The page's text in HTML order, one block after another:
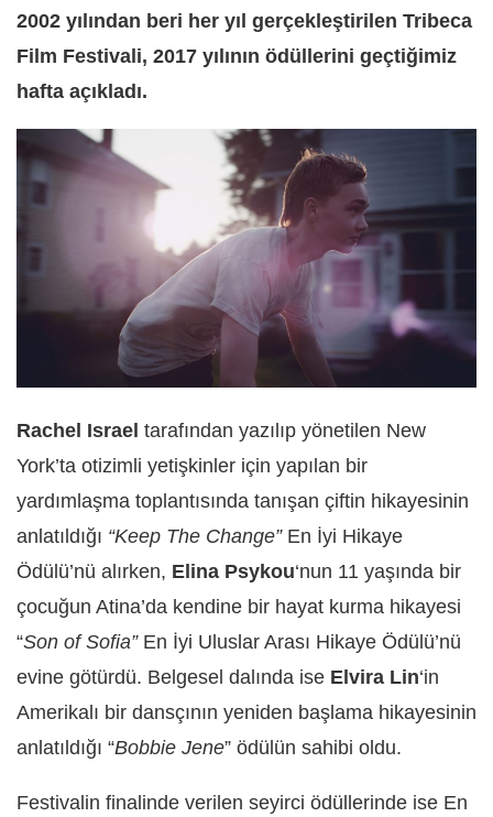
2002 yılından beri her yıl gerçekleştirilen Tribeca
Film Festivali, 2017 yılının ödüllerini geçtiğimiz
hafta açıkladı.
Rachel Israel tarafından yazılıp yönetilen New
York’ta otizimli yetişkinler için yapılan bir
yardımlaşma toplantısında tanışan çiftin hikayesinin
anlatıldığı “Keep The Change” En İyi Hikaye
Ödülü’nü alırken, Elina Psykou‘nun 11 yaşında bir
çocuğun Atina’da kendine bir hayat kurma hikayesi
“Son of Sofia”En İyi Uluslar Arası Hikaye Ödülü’nü
evine götürdü. Belgesel dalında ise Elvira Lin‘in
Amerikalı bir dansçının yeniden başlama hikayesinin
anlatıldığı “Bobbie Jene” ödülün sahibi oldu.
Festivalin finalinde verilen seyirci ödüllerinde ise En